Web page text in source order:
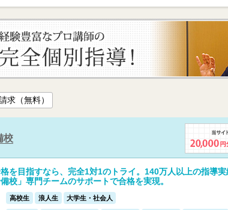
求（無料）
校
を目指すなら、完全1対1のトライ。140万人以上の指導
校」専門チームのサポートで合格を実現。
高校生 浪人生 大学生・社会人